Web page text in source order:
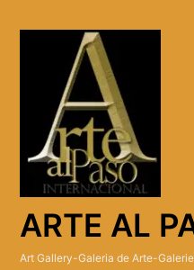
ARTE AL
Art Gallery-Galeria de Arte-